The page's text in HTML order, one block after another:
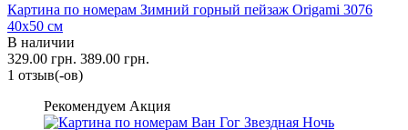
Картина по номерам Зимний горный пейзаж Origami 3076
40x50 см
В наличии
329.00 грн. 389.00 грн.
1 отзыв(-ов)
Рекомендуем Акция